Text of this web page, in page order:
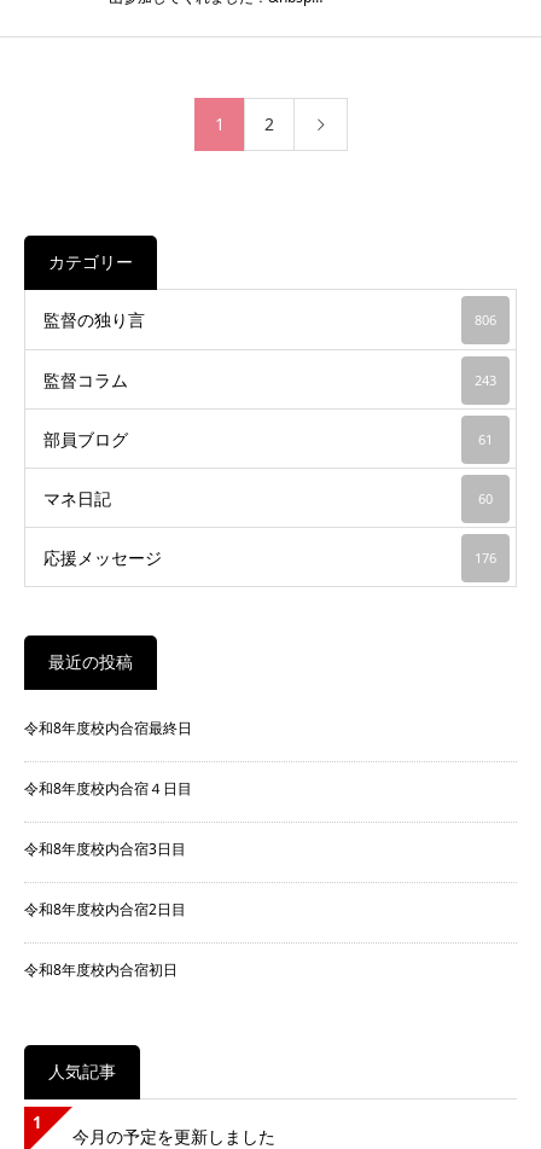
1 2
カテゴリー
監督の独り言 806
監督コラム 243
部員ブログ 61
マネ日記 60
応援メッセージ 176
最近の投稿
令和8年度校内合宿最終日
令和8年度校内合宿４日目
令和8年度校内合宿3日目
令和8年度校内合宿2日目
令和8年度校内合宿初日
人気記事
1
今月の予定を更新しました